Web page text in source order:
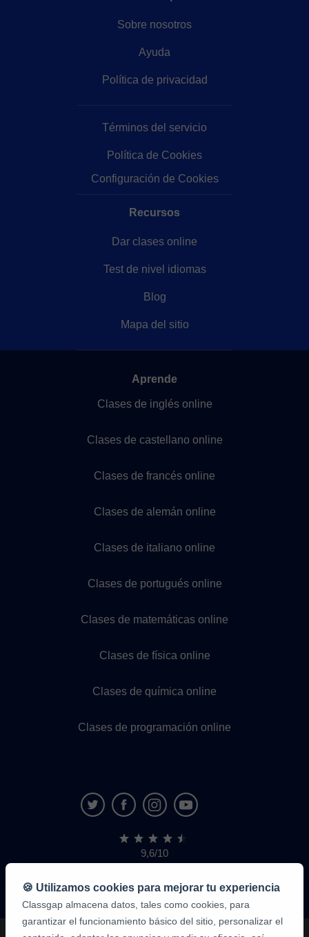
Sobre nosotros
Ayuda
Política de privacidad
Términos del servicio
Política de Cookies
Configuración de Cookies
Recursos
Dar clases online
Test de nivel idiomas
Blog
Mapa del sitio
Aprende
Clases de inglés online
Clases de castellano online
Clases de francés online
Clases de alemán online
Clases de italiano online
Clases de portugués online
Clases de matemáticas online
Clases de física online
Clases de química online
Clases de programación online
9,6/10
1.339.284
de
alumnos
🍪 Utilizamos cookies para mejorar tu experiencia
Classgap almacena datos, tales como cookies, para
garantizar el funcionamiento básico del sitio, personalizar el